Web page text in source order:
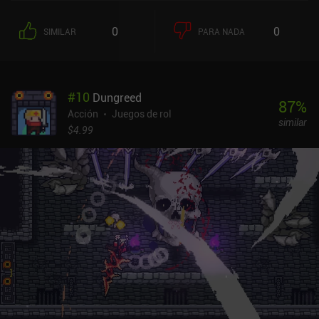
recompensa nos espera tras cada puerta si sobrevivimos,
podemos ser algo estratégicos a la hora de elegir. Cuando
podemos desbloquear profesiones, como la minería, que nos
permite extraer minerales de las mazmorras. Estos minerales
pueden usarse después para fabricar equipo. Lo ames o lo odies, el
gratuitos en la tienda y algunos eventos que se desbloquean más
adelante. Al final, nos topamos con un "muro" de progresión suave
que nos obliga a mejorar a nuestro héroe y sus objetos, lo cual es
muy caro. Desgraciadamente, en ese punto tenemos que pagar
dinero real para progresar más rápido o machacarnos. Dungero:
Archero Roguelike RPG se monetiza mediante anuncios
incentivados e iAPs de pago por ganar. Los anuncios se pueden
eliminar, pero el precio de 9,99 $ para hacerlo es bastante elevado.
No es mejor que Archero, pero tampoco peor. Una alternativa
decente si estás buscando una
SIMILAR 0 PARA NADA 0
#10 Dungreed
Acción
Juegos de rol
$4.99
87%
similar